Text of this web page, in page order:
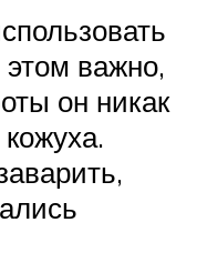
этом важно,
он никак